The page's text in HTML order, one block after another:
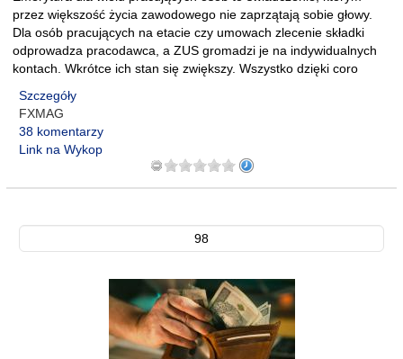
przez większość życia zawodowego nie zaprzątają sobie głowy.
Dla osób pracujących na etacie czy umowach zlecenie składki
odprowadza pracodawca, a ZUS gromadzi je na indywidualnych
kontach. Wkrótce ich stan się zwiększy. Wszystko dzięki coro
Szczegóły
FXMAG
38 komentarzy
Link na Wykop
98